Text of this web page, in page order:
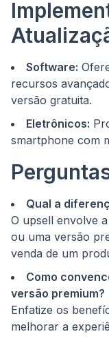
Software:
recursos
versão gratuita.
Eletrônicos:
smartphone com
Qual a
O upsell envolve
ou uma versão
venda de um
Como
versão premium?
Enfatize os
melhorar a